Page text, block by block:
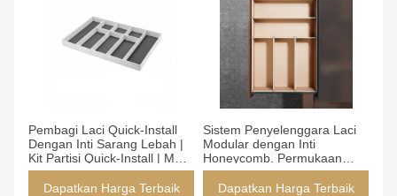
Pembagi Laci Quick-Install
Dengan Inti Sarang Lebah |
Kit Partisi Quick-Install | MDF
& Finishing Cat Matte |
Ukuran yang Dapat
Dapatkan Harga Terbaik
Sistem Penyelenggara Laci
Modular dengan Inti
Honeycomb. Permukaan
Kulit & Pemasangan Bebas
Alat. Pembagi PVC
Dapatkan Harga Terbaik